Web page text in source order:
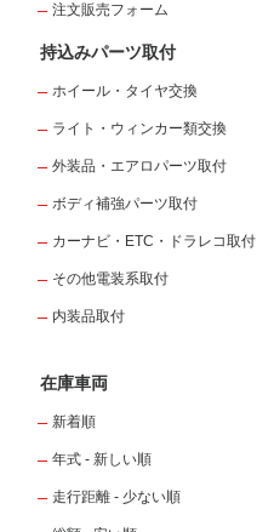
注文販売フォーム
持込みパーツ取付
ホイール・タイヤ交換
ライト・ウィンカー類交換
外装品・エアロパーツ取付
ボディ補強パーツ取付
カーナビ・ETC・ドラレコ取付
その他電装系取付
内装品取付
在庫車両
新着順
年式 - 新しい順
走行距離 - 少ない順